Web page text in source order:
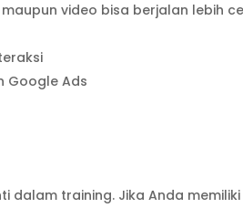
video bisa berjalan lebih
Google Ads
dalam training. Jika Anda memiliki